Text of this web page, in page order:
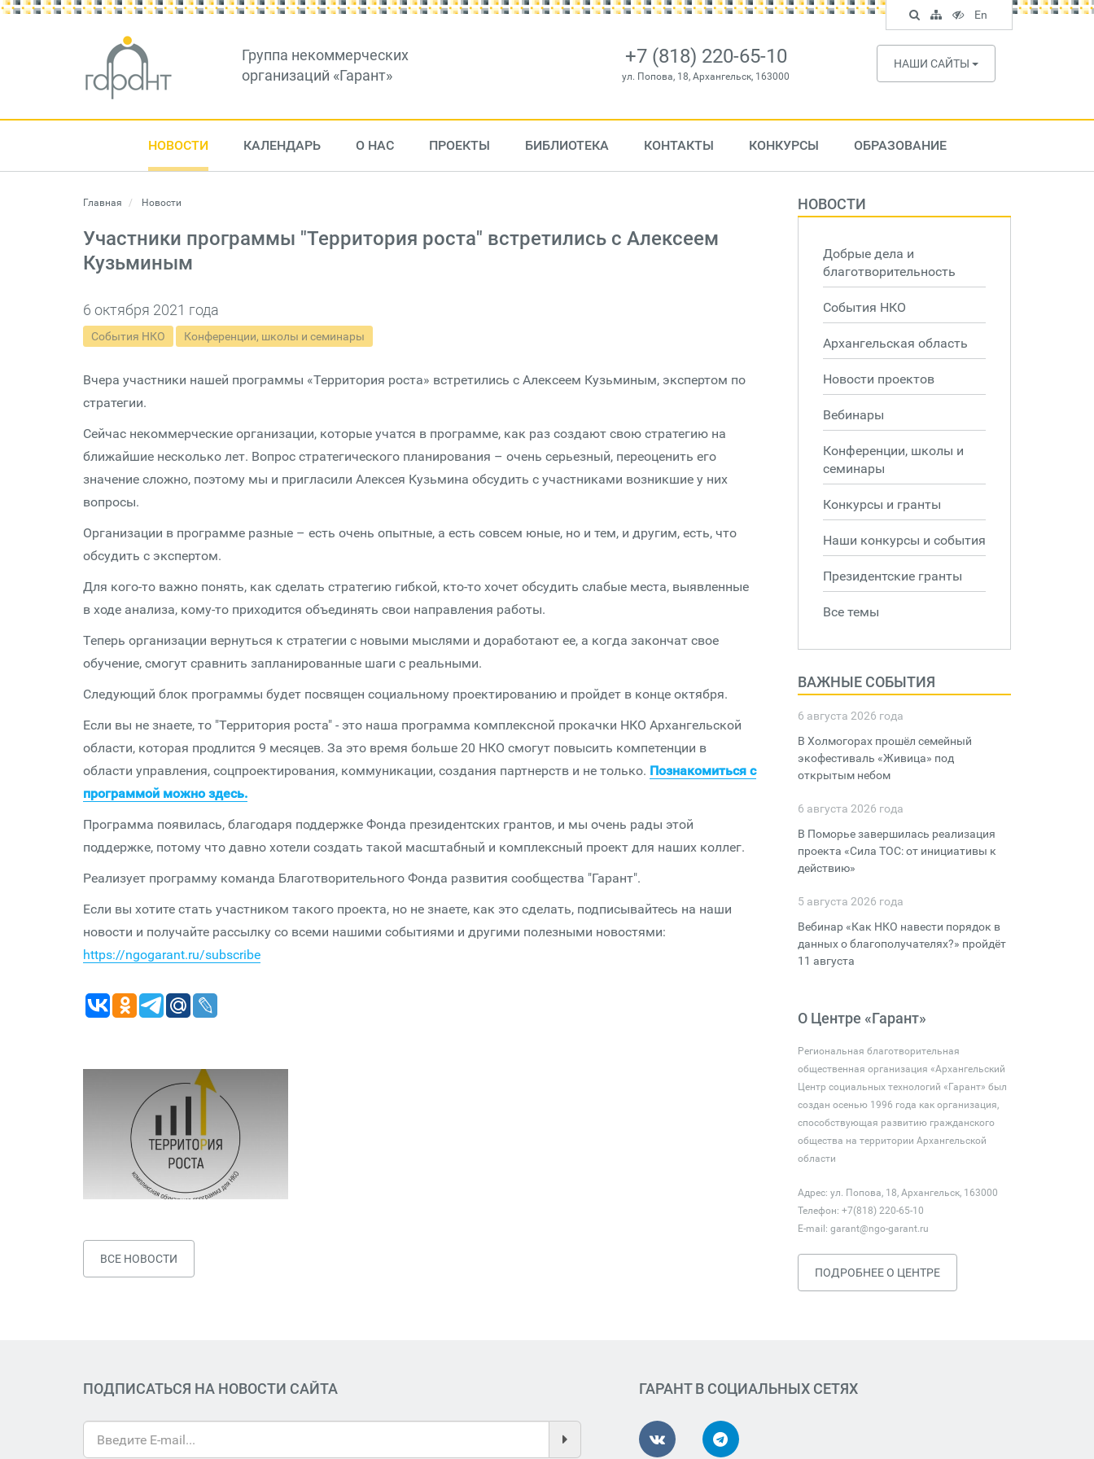
Группа некоммерческих
организаций «Гарант»
+7 (818) 220-65-10
ул. Попова, 18, Архангельск, 163000
НАШИ САЙТЫ
НОВОСТИ КАЛЕНДАРЬ О НАС ПРОЕКТЫ БИБЛИОТЕКА КОНТАКТЫ КОНКУРСЫ ОБРАЗОВАНИЕ
Главная Новости
Участники программы "Территория роста" встретились с Алексеем
Кузьминым
6 октября 2021 года
События НКО Конференции, школы и семинары
Вчера участники нашей программы «Территория роста» встретились с Алексеем Кузьминым, экспертом по
стратегии.
Сейчас некоммерческие организации, которые учатся в программе, как раз создают свою стратегию на
ближайшие несколько лет. Вопрос стратегического планирования – очень серьезный, переоценить его
значение сложно, поэтому мы и пригласили Алексея Кузьмина обсудить с участниками возникшие у них
вопросы.
Организации в программе разные – есть очень опытные, а есть совсем юные, но и тем, и другим, есть, что
обсудить с экспертом.
Для кого-то важно понять, как сделать стратегию гибкой, кто-то хочет обсудить слабые места, выявленные
в ходе анализа, кому-то приходится объединять свои направления работы.
Теперь организации вернуться к стратегии с новыми мыслями и доработают ее, а когда закончат свое
обучение, смогут сравнить запланированные шаги с реальными.
Следующий блок программы будет посвящен социальному проектированию и пройдет в конце октября.
Если вы не знаете, то "Территория роста" - это наша программа комплексной прокачки НКО Архангельской
области, которая продлится 9 месяцев. За это время больше 20 НКО смогут повысить компетенции в
области управления, соцпроектирования, коммуникации, создания партнерств и не только. Познакомиться с
программой можно здесь.
Программа появилась, благодаря поддержке Фонда президентских грантов, и мы очень рады этой
поддержке, потому что давно хотели создать такой масштабный и комплексный проект для наших коллег.
Реализует программу команда Благотворительного Фонда развития сообщества "Гарант".
Если вы хотите стать участником такого проекта, но не знаете, как это сделать, подписывайтесь на наши
новости и получайте рассылку со всеми нашими событиями и другими полезными новостями:
https://ngogarant.ru/subscribe
ВСЕ НОВОСТИ
НОВОСТИ
Добрые дела и
благотворительность
События НКО
Архангельская область
Новости проектов
Вебинары
Конференции, школы и
семинары
Конкурсы и гранты
Наши конкурсы и события
Президентские гранты
Все темы
ВАЖНЫЕ СОБЫТИЯ
6 августа 2026 года
В Холмогорах прошёл семейный
экофестиваль «Живица» под
открытым небом
6 августа 2026 года
В Поморье завершилась реализация
проекта «Сила ТОС: от инициативы к
действию»
5 августа 2026 года
Вебинар «Как НКО навести порядок в
данных о благополучателях?» пройдёт
11 августа
О Центре «Гарант»
Региональная благотворительная
общественная организация «Архангельский
Центр социальных технологий «Гарант» был
создан осенью 1996 года как организация,
способствующая развитию гражданского
общества на территории Архангельской
области
Адрес: ул. Попова, 18, Архангельск, 163000
Телефон: +7(818) 220-65-10
E-mail: garant@ngo-garant.ru
ПОДРОБНЕЕ О ЦЕНТРЕ
ПОДПИСАТЬСЯ НА НОВОСТИ САЙТА ГАРАНТ В СОЦИАЛЬНЫХ СЕТЯХ
Поиск
по
сайту
Карта
сайта
Версия
для
слабовидящих
En
English